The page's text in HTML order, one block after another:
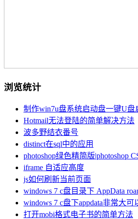
浏览统计
制作win7u盘系统启动盘一键U盘
Hotmail无法登陆的简单解决方法
波多野结衣番号
distinct在sql中的应用
photoshop绿色精简版|photoshop
iframe 自适应高度
js如何刷新当前页面
windows 7 c盘目录下 AppData
windows 7 c盘下appdata非常大可
打开mobi格式电子书的简单方法